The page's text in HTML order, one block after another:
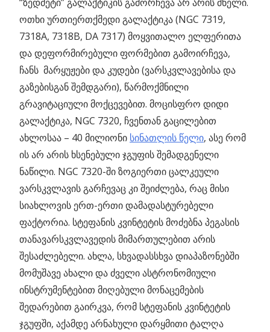
ოთხი ურთიერთქმედი გალაქტიკა (NGC 7319,
7318A, 7318B, DA 7317) მოყვითალო ელფერითა
და დეფორმირებული ფორმებით გამოირჩევა,
ჩანს მარყუჟები და კუდები (ვარსკვლავებისა და
გაზებისგან შემდგარი), წარმოქმნილი
გრავიტაციული მოქცევებით. მოცისფრო დიდი
გალაქტიკა, NGC 7320, ჩვენთან გაცილებით
ახლოსაა – 40 მილიონი სინათლის წელი, ასე რომ
ის არ არის ხსენებული ჯგუფის შემადგენელი
ნაწილი. NGC 7320-ში ზოგიერთი ცალკეული
ვარსკვლავის გარჩევაც კი შეიძლება, რაც მისი
სიახლოვის ერთ-ერთი დამადასტურებელი
ფაქტორია. სტეფანის კვინტეტის მოძებნა პეგასის
თანავარსკვლავედის მიმართულებით არის
შესაძლებელი. ახლა, სხვადასსხვა დიაპაზონებში
მომუშავე ახალი და ძველი ასტრონომიული
ინსტრუმენტებით მიღებული მონაცემების
შედარებით გაირკვა, რომ სტეფანის კვინტეტის
ჯგუფში, აქამდე არნახული დარყმითი ტალღა